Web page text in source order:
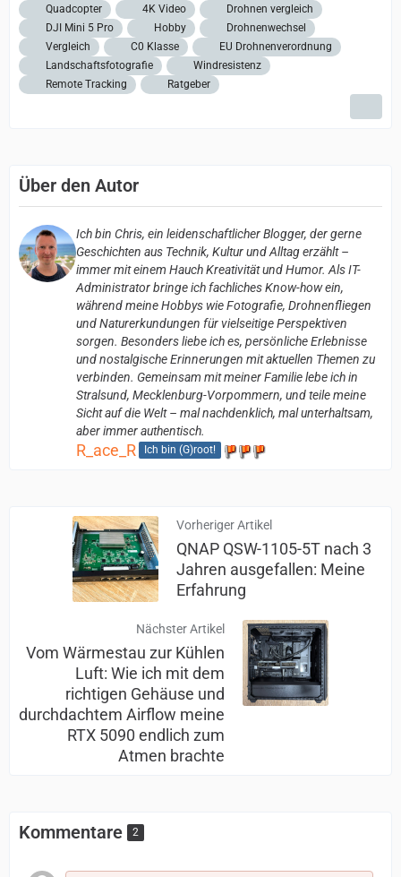
Quadcopter 4K Video
Drohnen vergleich
DJI Mini 5 Pro
Hobby
Drohnenwechsel
Vergleich
C0 Klasse
EU Drohnenverordnung
Landschaftsfotografie
Windresistenz
Remote Tracking
Ratgeber
Über den Autor
Ich bin Chris, ein leidenschaftlicher Blogger, der gerne
Geschichten aus Technik, Kultur und Alltag erzählt –
immer mit einem Hauch Kreativität und Humor. Als IT-
Administrator bringe ich fachliches Know-how ein,
während meine Hobbys wie Fotografie, Drohnenfliegen
und Naturerkundungen für vielseitige Perspektiven
sorgen. Besonders liebe ich es, persönliche Erlebnisse
und nostalgische Erinnerungen mit aktuellen Themen zu
verbinden. Gemeinsam mit meiner Familie lebe ich in
Stralsund, Mecklenburg-Vorpommern, und teile meine
Sicht auf die Welt – mal nachdenklich, mal unterhaltsam,
aber immer authentisch.
R_ace_R Ich bin (G)root!
Vorheriger Artikel
QNAP QSW-1105-5T nach 3
Jahren ausgefallen: Meine
Erfahrung
Nächster Artikel
Vom Wärmestau zur Kühlen
Luft: Wie ich mit dem
richtigen Gehäuse und
durchdachtem Airflow meine
RTX 5090 endlich zum
Atmen brachte
Kommentare 2